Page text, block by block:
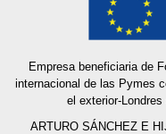
Empresa beneficiaria de
internacional de las Pymes
el exterior-
ARTURO SÁNCHEZ E